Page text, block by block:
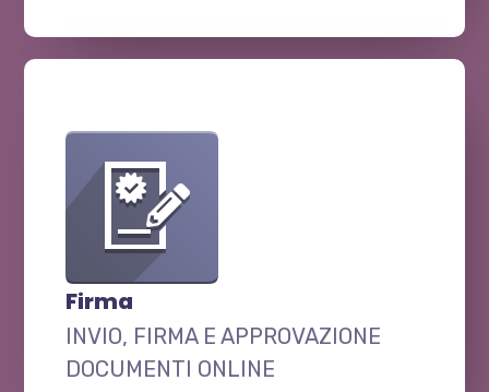
Firma
INVIO, FIRMA E APPROVAZIONE
DOCUMENTI ONLINE